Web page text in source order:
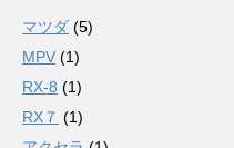
マツダ (5)
MPV (1)
RX-8 (1)
RX７ (1)